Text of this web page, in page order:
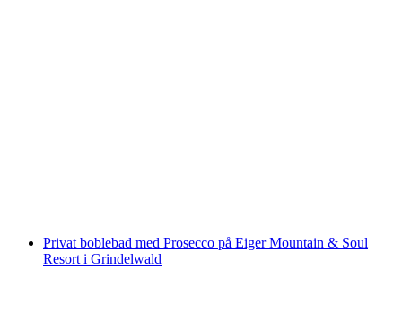
Privat boblebad med Prosecco på Eiger Mountain & Soul
Resort i Grindelwald